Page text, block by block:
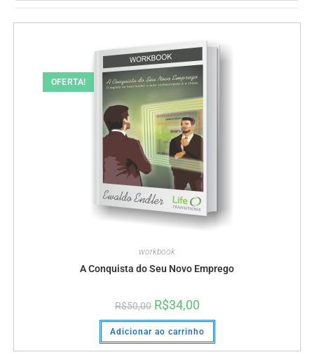
OFERTA!
workbook
A Conquista do Seu Novo Emprego
R$50,00 R$34,00
Adicionar ao carrinho